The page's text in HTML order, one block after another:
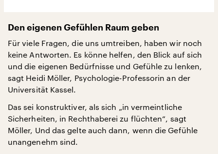
Den eigenen Gefühlen Raum geben
Für viele Fragen, die uns umtreiben, haben wir noch
keine Antworten. Es könne helfen, den Blick auf sich
und die eigenen Bedürfnisse und Gefühle zu lenken,
sagt Heidi Möller, Psychologie-Professorin an der
Universität Kassel.
Das sei konstruktiver, als sich „in vermeintliche
Sicherheiten, in Rechthaberei zu flüchten“, sagt
Möller, Und das gelte auch dann, wenn die Gefühle
unangenehm sind.